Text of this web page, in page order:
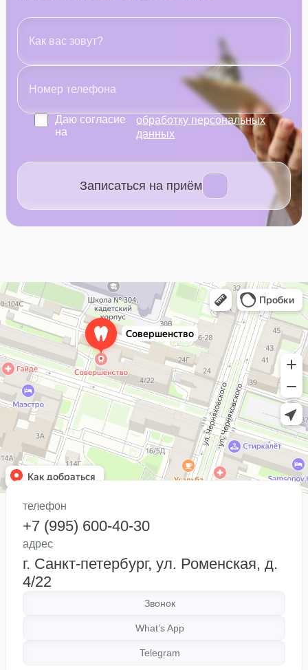
Даю согласие
на
обработку персональных
данных
Записаться на приём
телефон
+7 (995) 600-40-30
адрес
г. Санкт-петербург, ул. Роменская, д.
4/22
Звонок
What’s App
Telegram